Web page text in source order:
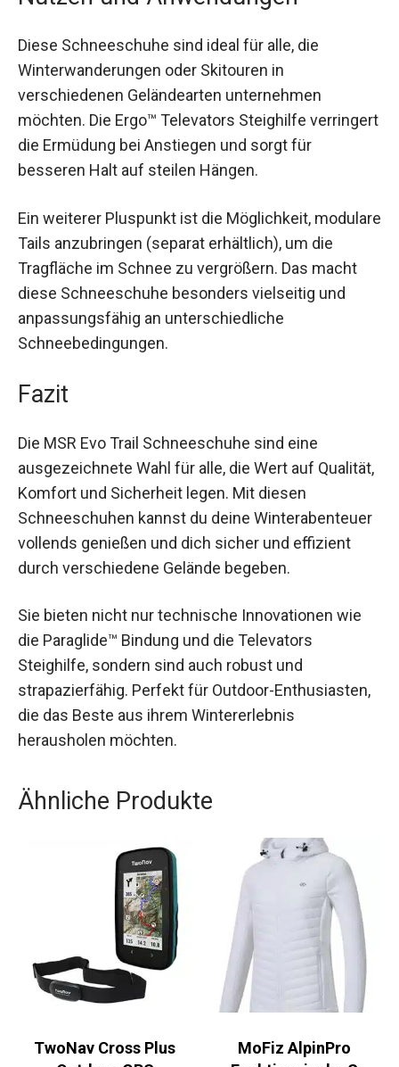
Nutzen und Anwendungen
Diese Schneeschuhe sind ideal für alle, die
Winterwanderungen oder Skitouren in
verschiedenen Geländearten unternehmen
möchten. Die Ergo™ Televators Steighilfe
verringert die Ermüdung bei Anstiegen und sorgt
für besseren Halt auf steilen Hängen.
Ein weiterer Pluspunkt ist die Möglichkeit,
modulare Tails anzubringen (separat erhältlich),
um die Tragfläche im Schnee zu vergrößern. Das
macht diese Schneeschuhe besonders vielseitig
und anpassungsfähig an unterschiedliche
Schneebedingungen.
Fazit
Die MSR Evo Trail Schneeschuhe sind eine
ausgezeichnete Wahl für alle, die Wert auf
Qualität, Komfort und Sicherheit legen. Mit diesen
Schneeschuhen kannst du deine
Winterabenteuer vollends genießen und dich
sicher und effizient durch verschiedene Gelände
begeben.
Sie bieten nicht nur technische Innovationen wie
die Paraglide™ Bindung und die Televators
Steighilfe, sondern sind auch robust und
strapazierfähig. Perfekt für Outdoor-
Enthusiasten, die das Beste aus ihrem